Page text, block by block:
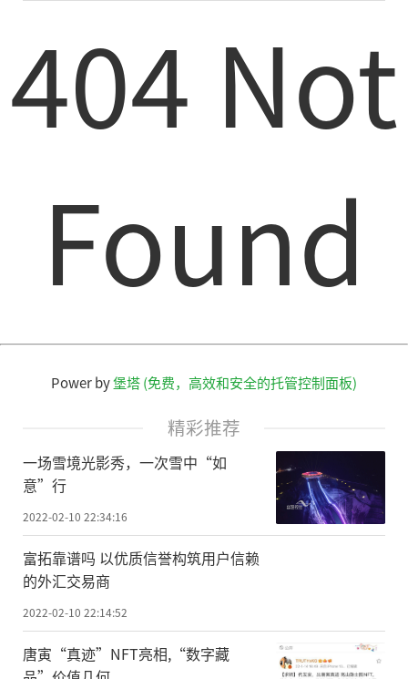
404 Not
Found
Power by堡塔 (免费，高效和安全的托管控制面板)
精彩推荐
一场雪境光影秀，一次雪中“如
意”行
2022-02-10 22:34:16
富拓靠谱吗 以优质信誉构筑用户信赖
的外汇交易商
2022-02-10 22:14:52
唐寅“真迹”NFT亮相,“数字藏